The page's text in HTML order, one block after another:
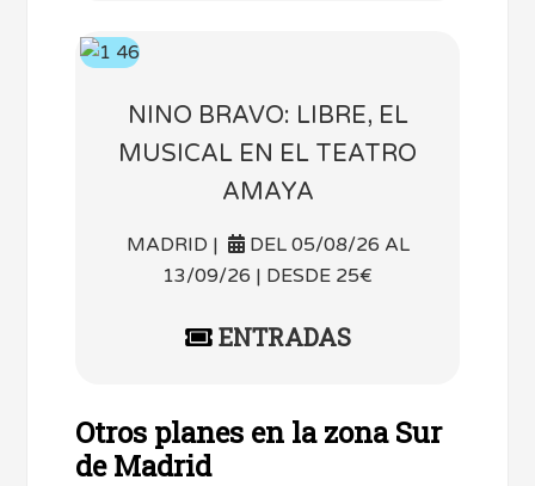
NINO BRAVO: LIBRE, EL
MUSICAL EN EL TEATRO
AMAYA
MADRID |
DEL 05/08/26 AL
13/09/26 | DESDE 25€
ENTRADAS
Otros planes en la zona Sur
de Madrid